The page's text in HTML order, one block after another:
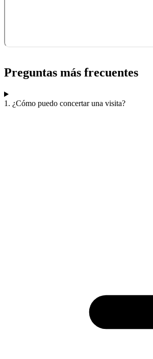
Preguntas más frecuentes
1. ¿Cómo puedo concertar una visita?